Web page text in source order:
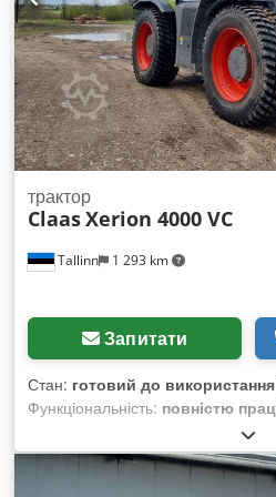
Tallinn 1 293 km
трактор
ClaasXerion 4000 VC
Запитати
Стан: готовий до
Функціональність: повністю
, мотогодини:
кВт (418,76 к.с.), виробник
передачі:інше, максимальна